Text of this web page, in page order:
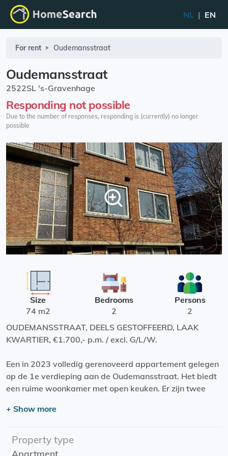
NL | EN
For rent Oudemansstraat
Oudemansstraat
2522SL 's-Gravenhage
Responding not possible
Due to the number of responses, responding is (currently) no longer
possible
Size
74 m2
Bedrooms
2
Persons
2
OUDEMANSSTRAAT, DEELS GESTOFFEERD, LAAK
KWARTIER, €1.700,- p.m. / excl. G/L/W.
Een in 2023 volledig gerenoveerd appartement gelegen
op de 1e verdieping aan de Oudemansstraat. Het biedt
een ruime woonkamer met open keuken. Er zijn twee
balkon op het oosten.
De woning ligt op nog geen 5 minuten loopafstand van
De Haagse Hogeschool. Tegenover de woning bevindt
+ Show more
Property type
Apartment